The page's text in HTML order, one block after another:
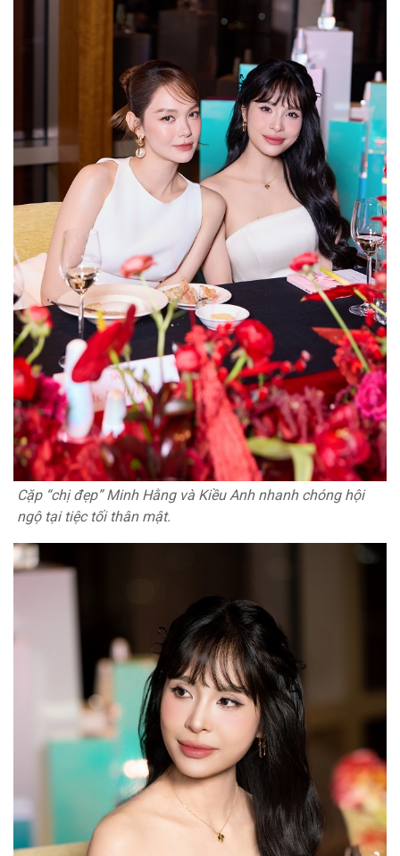
Cặp “chị đẹp” Minh Hằng và Kiều Anh nhanh chóng hội
ngộ tại tiệc tối thân mật.